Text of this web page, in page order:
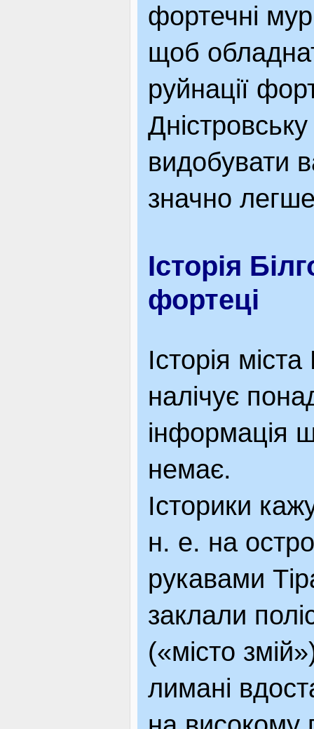
фортечні
щоб
руйнації
видобувати
значно
Історія
фортеці
Історія
налічує
інформація
немає.
Історики
н. е. на
рукавами
заклали
(«місто
лимані